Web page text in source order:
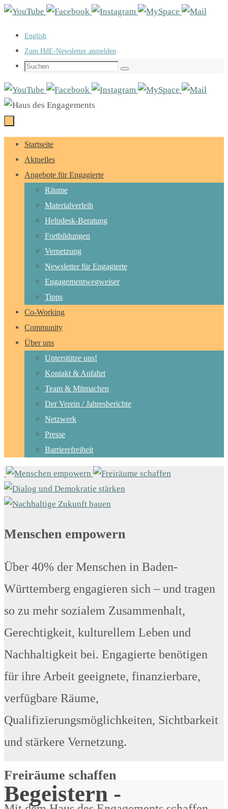
Zum
springen
English
Zum HdE-Newsletter anmelden
Suchen
Suchen
Zum
Inhalt
springen
Startseite
Aktuelles
Angebote für Engagierte
Räume
Materialverleih
Helpdesk-Beratung
Fortbildungen
Vernetzung
Newsletter für Engagierte
Engagementwegweiser
Tipps
Co-Working
Community
Über uns
Unterstütze uns!
Kontakt & Anfahrt
Team & Mitmachen
Der Verein / Jahresberichte
Netzwerk
Presse
Barrierefreiheit
Menschen empowern
Über 40% der Menschen in Baden-
Württemberg engagieren sich – und tragen
so zu mehr sozialem Zusammenhalt,
Gerechtigkeit, kulturellem Leben und
Nachhaltigkeit bei. Engagierte benötigen
für ihre Arbeit geeignete, finanzierbare,
verfügbare Räume,
Qualifizierungsmöglichkeiten, Sichtbarkeit
und stärkere Vernetzung.
Freiräume schaffen
Begeistern -